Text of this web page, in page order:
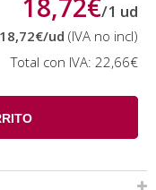
18,72€/1 ud
18,72€/ud (IVA no incl)
Total con IVA: 22,66€